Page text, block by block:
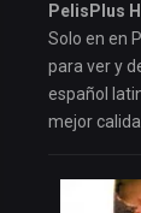
PelisPlus
Solo en en
para ver y
español
mejor